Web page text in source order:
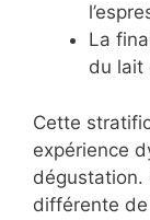
La
du lait
Cette
expérience
dégustation.
différente de